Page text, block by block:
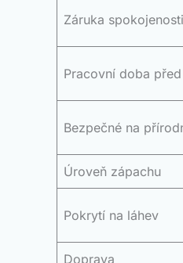
Záruka spokojenosti
Pracovní doba
Bezpečné na
Úroveň zápachu
Pokrytí na láhev
Doprava